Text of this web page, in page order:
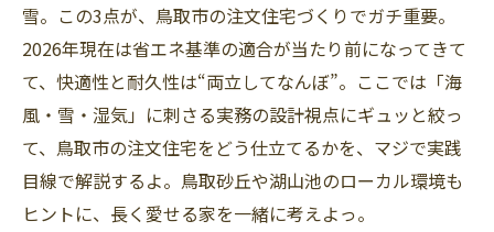
雪。この3点が、鳥取市の注文住宅づくりでガチ重要。
2026年現在は省エネ基準の適合が当たり前になってきて
て、快適性と耐久性は“両立してなんぼ”。ここでは「海
風・雪・湿気」に刺さる実務の設計視点にギュッと絞っ
て、鳥取市の注文住宅をどう仕立てるかを、マジで実践
目線で解説するよ。鳥取砂丘や湖山池のローカル環境も
ヒントに、長く愛せる家を一緒に考えよっ。